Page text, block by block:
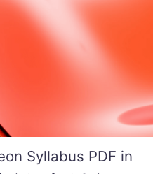
Syllabus PDF in